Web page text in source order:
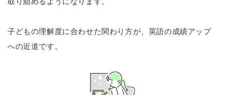
子どもの理解度に合わせた関わり方が、英語の成績アップ
への近道です。